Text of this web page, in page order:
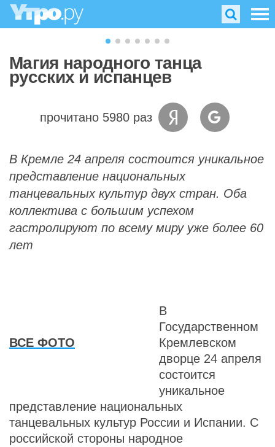
Магия народного танца
русских и испанцев
прочитано 5980 раз
В Кремле 24 апреля состоится уникальное
представление национальных
танцевальных культур двух стран. Оба
коллектива с большим успехом
гастролируют по всему миру уже более 60
лет
ВСЕ ФОТО
В
Государственном
Кремлевском
дворце 24 апреля
состоится
уникальное
представление национальных
танцевальных культур России и Испании. С
российской стороны народное